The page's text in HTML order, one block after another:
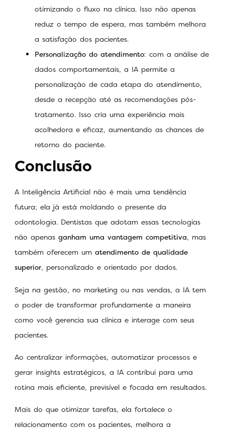
otimizando o fluxo na clínica. Isso não apenas
reduz o tempo de espera, mas também melhora
a satisfação dos pacientes.
Personalização do atendimento: com a análise de
dados comportamentais, a IA permite a
personalização de cada etapa do atendimento,
desde a recepção até as recomendações pós-
tratamento. Isso cria uma experiência mais
acolhedora e eficaz, aumentando as chances de
retorno do paciente.
Conclusão
A Inteligência Artificial não é mais uma tendência
futura; ela já está moldando o presente da
odontologia. Dentistas que adotam essas tecnologias
não apenas ganham uma vantagem competitiva, mas
também oferecem um atendimento de qualidade
superior, personalizado e orientado por dados.
Seja na gestão, no marketing ou nas vendas, a IA tem
o poder de transformar profundamente a maneira
como você gerencia sua clínica e interage com seus
pacientes.
Ao centralizar informações, automatizar processos e
gerar insights estratégicos, a IA contribui para uma
rotina mais eficiente, previsível e focada em resultados.
Mais do que otimizar tarefas, ela fortalece o
relacionamento com os pacientes, melhora a